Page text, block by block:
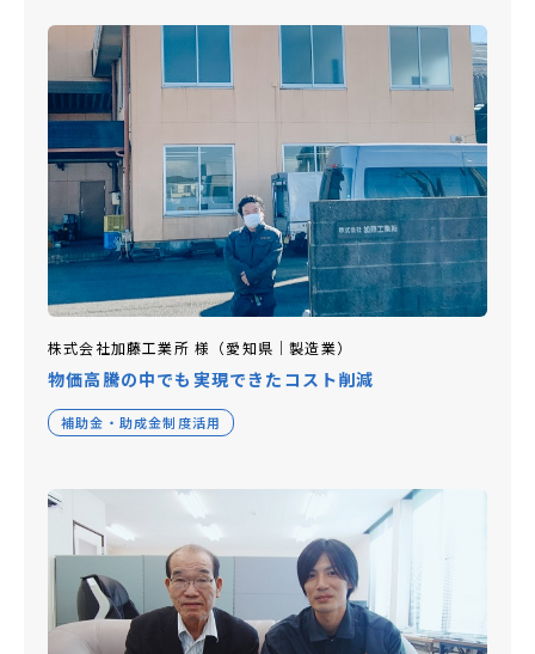
株式会社加藤工業所 様（愛知県｜製造業）
物価高騰の中でも実現できたコスト削減
補助⾦・助成⾦制度活⽤